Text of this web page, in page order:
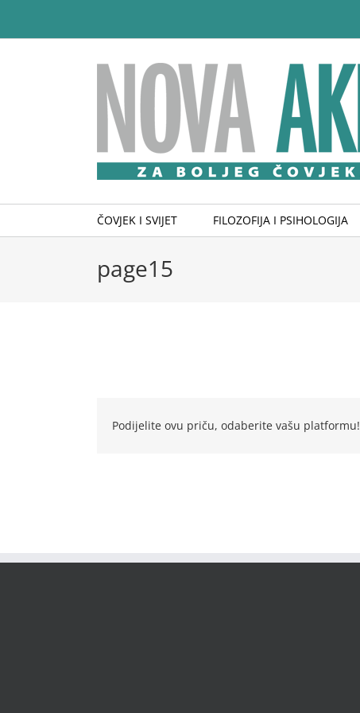
content
ČOVJEK I SVIJET FILOZOFIJA I PSIHOLOGIJA
page15
Podijelite ovu priču, odaberite vašu platformu!